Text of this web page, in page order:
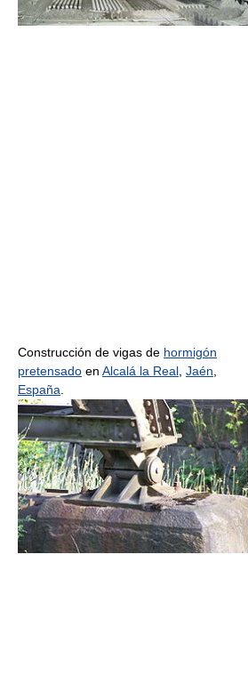
Construcción de vigas de hormigón
pretensado en Alcalá la Real, Jaén,
España.